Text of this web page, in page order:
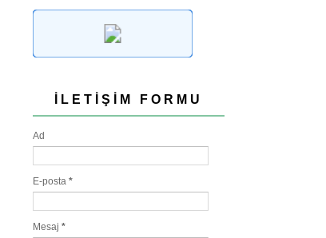
İLETIŞIM FORMU
Ad
E-posta *
Mesaj *